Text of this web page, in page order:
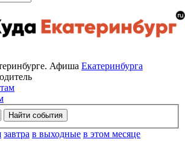
Афиша Екатеринбурга
завтра в выходные в этом месяце